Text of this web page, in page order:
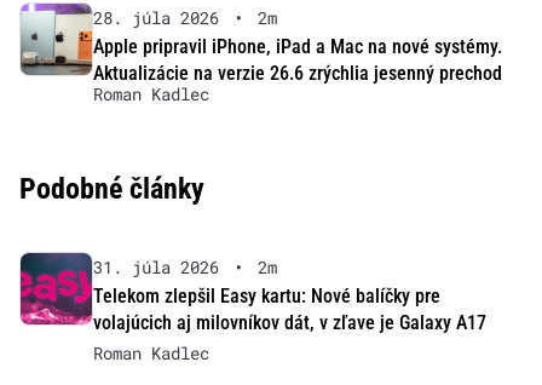
28. júla 2026 •
2m
Apple pripravil iPhone, iPad a Mac na nové systémy.
Aktualizácie na verzie 26.6 zrýchlia jesenný prechod
Roman Kadlec
Podobné články
31. júla 2026 •
2m
Telekom zlepšil Easy kartu: Nové balíčky pre
volajúcich aj milovníkov dát, v zľave je Galaxy A17
Roman Kadlec